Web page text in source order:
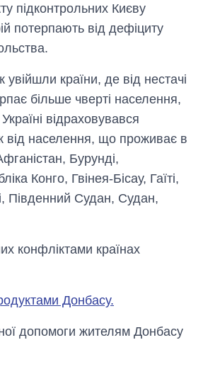
підконтрольних Києву
потерпають від дефіциту
увійшли країни, де від нестачі
більше чверті населення,
відраховувався
від населення, що проживає в
Бурунді,
Конго, Гвінея-Бісау, Гаїті,
Південний Судан, Судан,
конфліктами країнах
Донбасу.
допомоги жителям Донбасу
Україні до і під час
великої війни